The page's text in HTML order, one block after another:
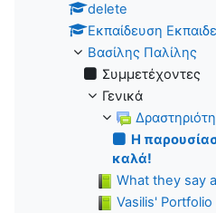
delete
Εκπαίδευση
Βασίλης Παλίλης
Συμμετέχοντες
Γενικά
H
καλά!
What they say
Vasilis' Portfolio